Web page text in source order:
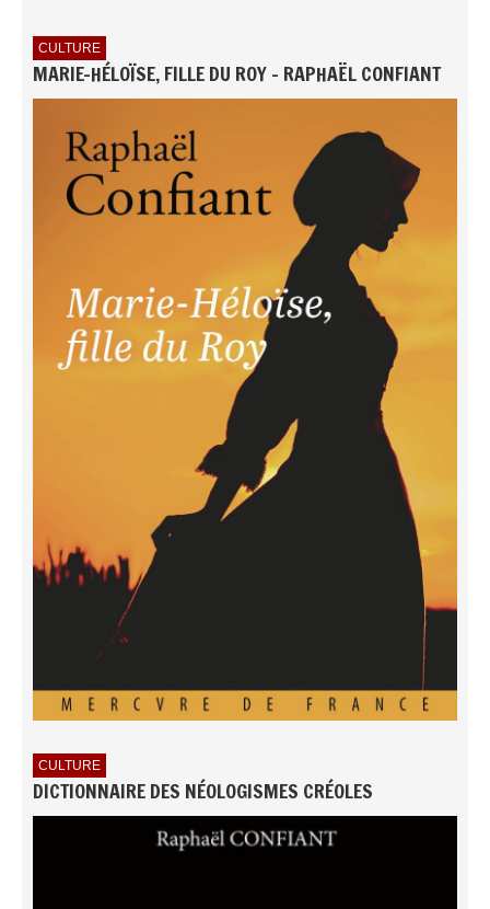
CULTURE
MARIE-HÉLOÏSE, FILLE DU ROY - RAPHAËL CONFIANT
CULTURE
DICTIONNAIRE DES NÉOLOGISMES CRÉOLES